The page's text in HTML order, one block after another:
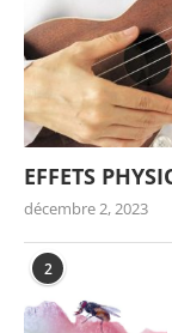
EFFETS
décembre 2, 2023
2